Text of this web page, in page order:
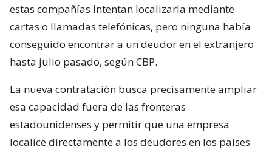
estas compañías intentan localizarla mediante
cartas o llamadas telefónicas, pero ninguna había
conseguido encontrar a un deudor en el extranjero
hasta julio pasado, según CBP.
La nueva contratación busca precisamente ampliar
esa capacidad fuera de las fronteras
estadounidenses y permitir que una empresa
localice directamente a los deudores en los países